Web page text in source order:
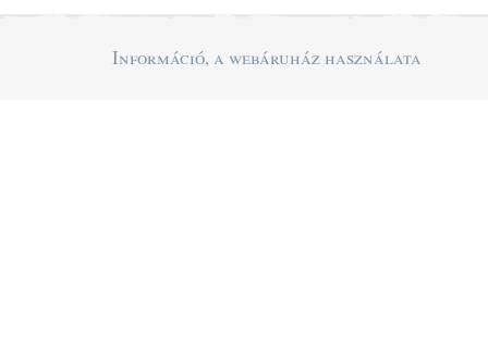
Információ, a webáruház használata